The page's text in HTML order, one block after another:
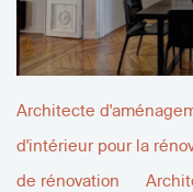
Architecte
d'intérieur pour la
de rénovation